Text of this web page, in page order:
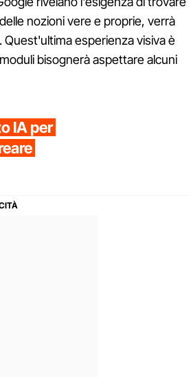
nozioni vere e proprie, verrà
Quest'ultima esperienza visiva è
bisognerà aspettare alcuni
IA per